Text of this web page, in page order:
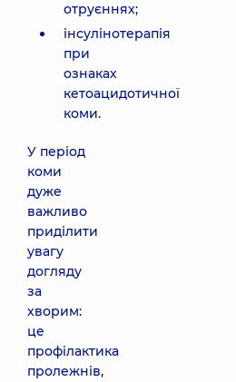
отруєннях;
інсулінотерапія
при
ознаках
кетоацидотичної
коми.
У період
коми
дуже
важливо
приділити
увагу
догляду
за
хворим:
це
профілактика
пролежнів,